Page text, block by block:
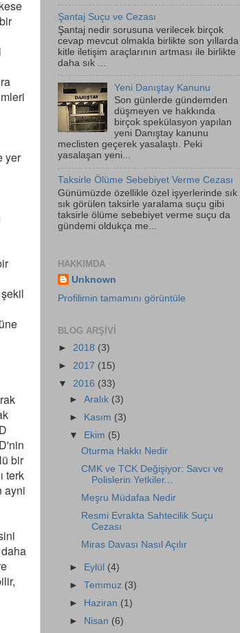
yer
bir
terk
ayni
Şantaj Suçu ve Cezası
Şantaj nedir sorusuna verilecek birçok
cevap mevcut olmakla birlikte son yıllarda
kitle iletişim araçlarının artması ile birlikte
daha sık ...
Yeni Danıştay Kanunu
Son günlerde gündemden
düşmeyen ve hakkında
birçok spekülasyon yapılan
yeni Danıştay kanunu
meclisten geçerek yasalaştı. Peki
yasalaşan yeni...
Taksirle Ölüme Sebebiyet Verme Cezası
Günümüzde özellikle özel işyerlerinde sık
sık görülen taksirle yaralama suçu gibi
taksirle ölüme sebebiyet verme suçu da
gündemi oldukça me...
HAKKIMDA
Unknown
Profilimin tamamını görüntüle
BLOG ARŞIVI
► 2018 (3)
► 2017 (15)
▼ 2016 (33)
►Aralık (3)
► Kasım (3)
▼
Ekim (5)
Oturma Hakkı Nedir
CMK ve TCK Değişiyor: Savcı ve
Polislerin Yetkiler...
Meşru Müdafaa Nedir
Resmi Evrakta Sahtecilik Suçu
Cezası
Miras Davası Nasıl Açılır
► Eylül (4)
►Temmuz (3)
►
Haziran (1)
►
Nisan (6)